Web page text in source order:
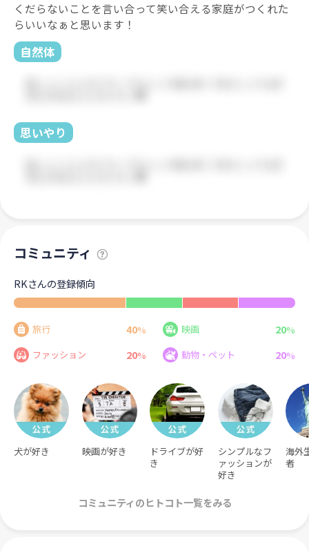
くだらないことを言い合って笑い合える家庭がつくれた
らいいなぁと思います！
自然体
思いやり
コミュニティ
RKさんの登録傾向
旅行 40% 映画 20%
ファッション
20% 動物・ペット 20%
犬が好き 映画が好き
ドライブが好
き
シンプルなフ
ァッションが
好き
海外
者
コミュニティのヒトコト一覧をみる